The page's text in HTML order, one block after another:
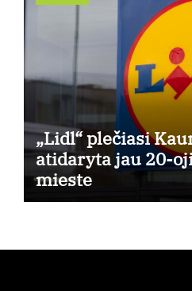
„Lidl“ plečiasi
atidaryta jau 20-
mieste